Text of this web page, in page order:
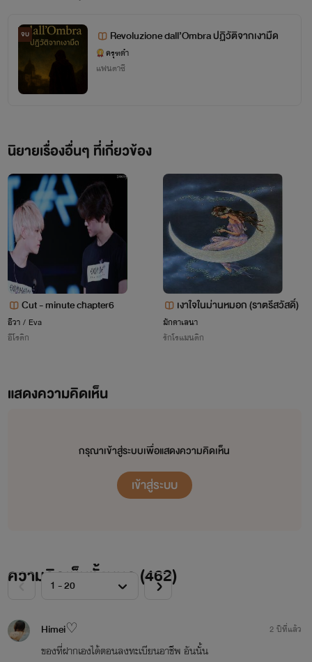
ถึงก่อนหน้านี้จะเขียนเขียนคู่มือเชิงวิชาการไปแล้ว และเขียนบทความลงเว็บบ้าง ลงนิตยสาร
บ้าง
แต่ยังไงผมก็จะพยายามเขียนให้ดีที่สุด และฝากติดตามผลงานกันด้วยนะครับ มีอะไรแนะนำก็
แจ้งได้เลยครับ
ปล.อยากให้ธัญวลัยเอา "อดนะจ๊ะ" ออกไปจากวงล้อ ผมละเกลียดมันจริงๆ
จบ Revoluzione dall’Ombra ปฏิวัติจากเงามืด​
ครุฑดำ
แฟนตาซี
นิยายเรื่องอื่นๆ ที่เกี่ยวข้อง
Cut - minute chapter6
อีวา / Eva
อีโรติก
เงาใจในม่านหมอก (ราตรีสวัสดิ์)
มักดาเลนา
รักโรแมนติก
แสดงความคิดเห็น
กรุณาเข้าสู่ระบบเพื่อแสดงความคิดเห็น
เข้าสู่ระบบ
ความคิดเห็นทั้งหมด (462)
Himei♡
ของที่ฝากเองได้ตอนลงทะเบียนอาชีพ อันนั้น
2 ปีที่แล้ว